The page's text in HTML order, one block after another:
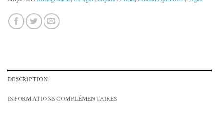
DESCRIPTION
INFORMATIONS COMPLÉMENTAIRES